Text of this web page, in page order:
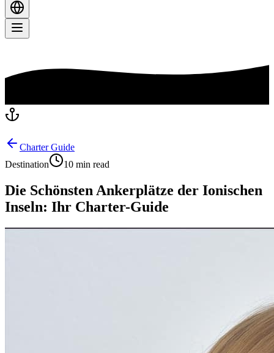
Charter Guide
Destination
10 min read
Die Schönsten Ankerplätze der Ionischen
Inseln: Ihr Charter-Guide